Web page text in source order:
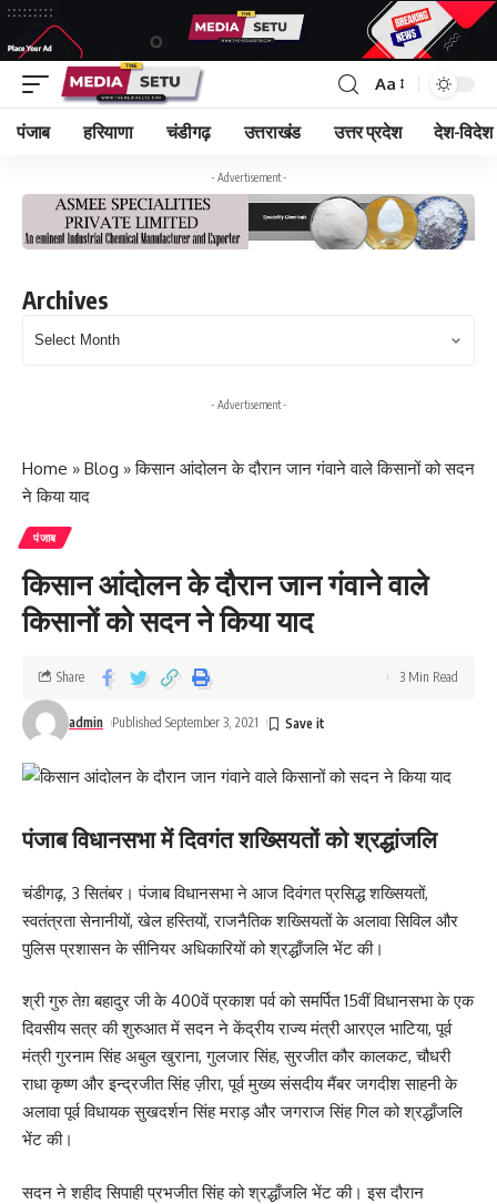
Aa
पंजाब हरियाणा चंडीगढ़ उत्तराखंड उत्तर प्रदेश देश-विदेश
- Advertisement -
Archives
- Advertisement -
Home » Blog »किसान आंदोलन के दौरान जान गंवाने वाले किसानों को सदन
ने किया याद
पंजाब
किसान आंदोलन के दौरान जान गंवाने वाले
किसानों को सदन ने किया याद
admin Published September 3, 2021
Share 3 Min Read
पंजाब विधानसभा में दिवगंत शख्सियतों को श्रद्धांजलि
चंडीगढ़, 3 सितंबर। पंजाब विधानसभा ने आज दिवंगत प्रसिद्ध शख्सियतों,
स्वतंत्रता सेनानीयों, खेल हस्तियों, राजनैतिक शख्सियतों के अलावा सिविल और
पुलिस प्रशासन के सीनियर अधिकारियों को श्रद्धाँजलि भेंट की।
श्री गुरु तेग़ बहादुर जी के 400वें प्रकाश पर्व को समर्पित 15वीं विधानसभा के एक
दिवसीय सत्र की शुरुआत में सदन ने केंद्रीय राज्य मंत्री आरएल भाटिया, पूर्व
मंत्री गुरनाम सिंह अबुल खुराना, गुलजार सिंह, सुरजीत कौर कालकट, चौधरी
राधा कृष्ण और इन्द्रजीत सिंह ज़ीरा, पूर्व मुख्य संसदीय मैंबर जगदीश साहनी के
अलावा पूर्व विधायक सुखदर्शन सिंह मराड़ और जगराज सिंह गिल को श्रद्धाँजलि
भेंट की।
सदन ने शहीद सिपाही प्रभजीत सिंह को श्रद्धाँजलि भेंट की। इस दौरान